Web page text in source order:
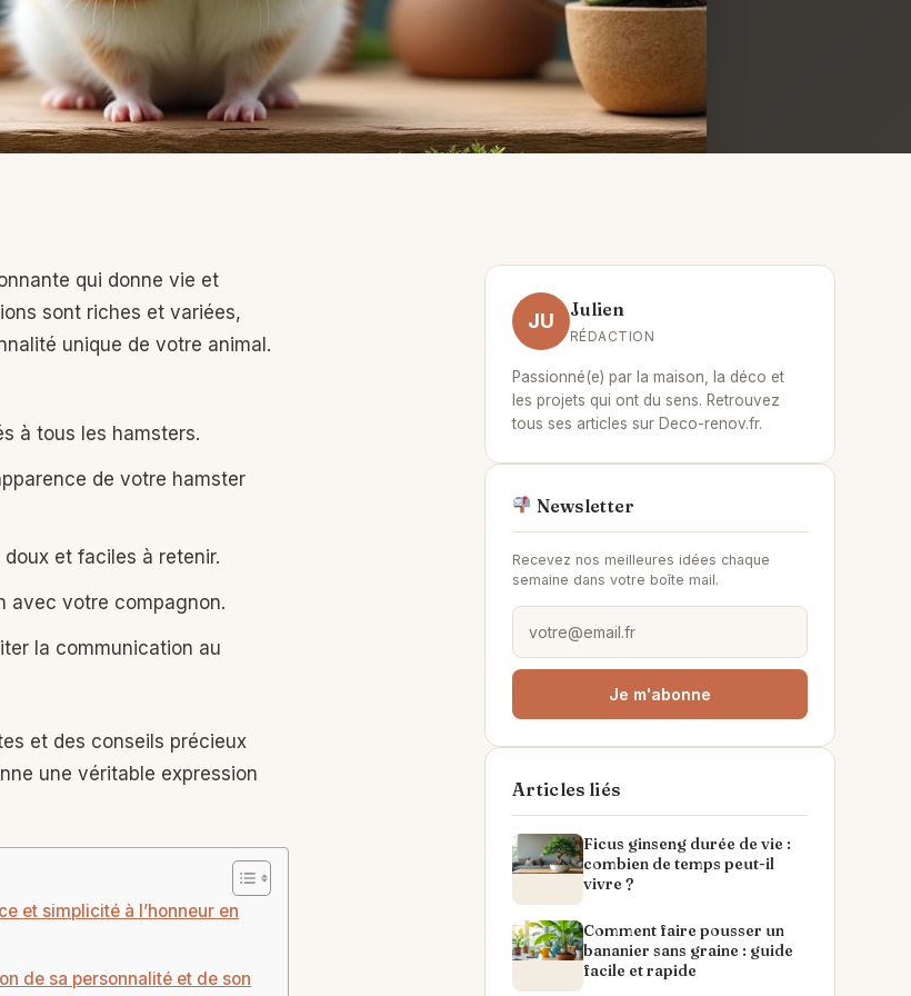
qui donne vie et
sont riches et variées,
unique de votre animal.
à tous les hamsters.
de votre hamster
et faciles à retenir.
avec votre compagnon.
la communication au
et des conseils précieux
une véritable expression
et simplicité à l’honneur en
de sa personnalité et de son
JU Julien
RÉDACTION
Passionné(e) par la maison, la déco et
les projets qui ont du sens. Retrouvez
tous ses articles sur Deco-renov.fr.
Newsletter
Recevez nos meilleures idées chaque
semaine dans votre boîte mail.
Je m'abonne
Articles liés
Ficus ginseng durée de vie :
combien de temps peut-il
vivre ?
Comment faire pousser un
bananier sans graine : guide
facile et rapide